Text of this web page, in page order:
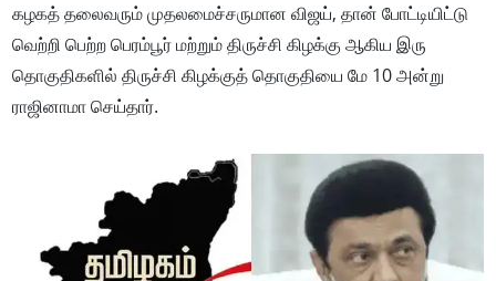
கழகத் தலைவரும் முதலமைச்சருமான விஜய், தான் போட்டியிட்டு
வெற்றி பெற்ற பெரம்பூர் மற்றும் திருச்சி கிழக்கு ஆகிய இரு
தொகுதிகளில் திருச்சி கிழக்குத் தொகுதியை மே 10 அன்று
ராஜினாமா செய்தார்.